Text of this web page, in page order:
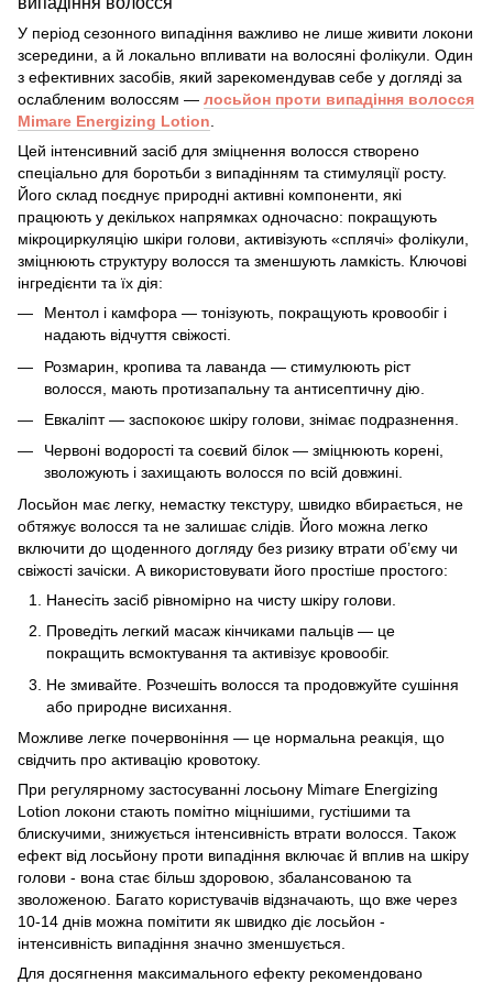
У період сезонного випадіння важливо не лише живити локони
зсередини, а й локально впливати на волосяні фолікули. Один
з ефективних засобів, який зарекомендував себе у догляді за
ослабленим волоссям — лосьйон проти випадіння волосся
Mimare Energizing Lotion.
Цей інтенсивний засіб для зміцнення волосся створено
спеціально для боротьби з випадінням та стимуляції росту.
Його склад поєднує природні активні компоненти, які
працюють у декількох напрямках одночасно: покращують
мікроциркуляцію шкіри голови, активізують «сплячі» фолікули,
зміцнюють структуру волосся та зменшують ламкість. Ключові
інгредієнти та їх дія:
Ментол і камфора — тонізують, покращують кровообіг і
надають відчуття свіжості.
Розмарин, кропива та лаванда — стимулюють ріст
волосся, мають протизапальну та антисептичну дію.
Евкаліпт — заспокоює шкіру голови, знімає подразнення.
Червоні водорості та соєвий білок — зміцнюють корені,
зволожують і захищають волосся по всій довжині.
Лосьйон має легку, немастку текстуру, швидко вбирається, не
обтяжує волосся та не залишає слідів. Його можна легко
включити до щоденного догляду без ризику втрати об’єму чи
свіжості зачіски. А використовувати його простіше простого:
Нанесіть засіб рівномірно на чисту шкіру голови.
Проведіть легкий масаж кінчиками пальців — це
покращить всмоктування та активізує кровообіг.
Не змивайте. Розчешіть волосся та продовжуйте сушіння
або природне висихання.
Можливе легке почервоніння — це нормальна реакція, що
свідчить про активацію кровотоку.
При регулярному застосуванні лосьону Mimare Energizing
Lotion локони стають помітно міцнішими, густішими та
блискучими, знижується інтенсивність втрати волосся. Також
ефект від лосьйону проти випадіння включає й вплив на шкіру
голови - вона стає більш здоровою, збалансованою та
зволоженою. Багато користувачів відзначають, що вже через
10-14 днів можна помітити як швидко діє лосьйон -
інтенсивність випадіння значно зменшується.
Для досягнення максимального ефекту рекомендовано